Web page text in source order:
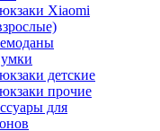
Xiaomi
детские
прочие